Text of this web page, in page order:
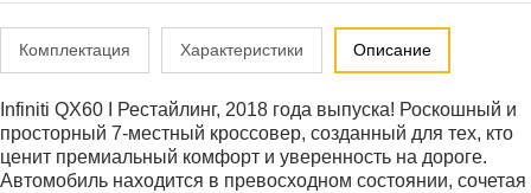
Комплектация Характеристики Описание
Infiniti QX60 I Рестайлинг, 2018 года выпуска! Роскошный и
просторный 7-местный кроссовер, созданный для тех, кто
ценит премиальный комфорт и уверенность на дороге.
Автомобиль находится в превосходном состоянии, сочетая